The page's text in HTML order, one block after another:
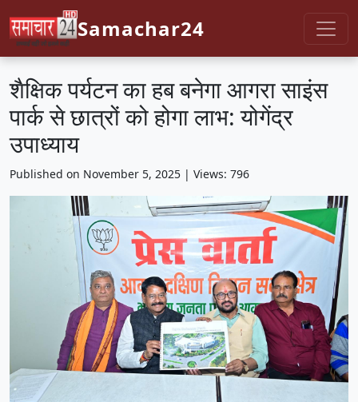
Samachar24
शैक्षिक पर्यटन का हब बनेगा आगरा साइंस
पार्क से छात्रों को होगा लाभ: योगेंद्र
उपाध्याय
Published on November 5, 2025 | Views: 796